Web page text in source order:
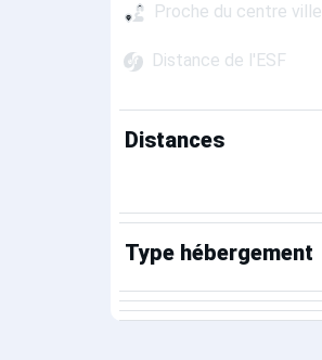
Proche du centre ville
Distance de l'ESF
Distances
Type hébergement